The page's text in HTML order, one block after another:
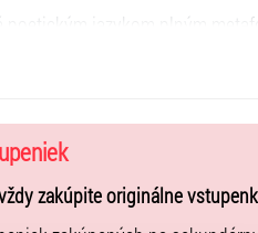
jazykom plným
zakúpite originálne